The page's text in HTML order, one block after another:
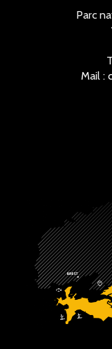
Parc
Mail :